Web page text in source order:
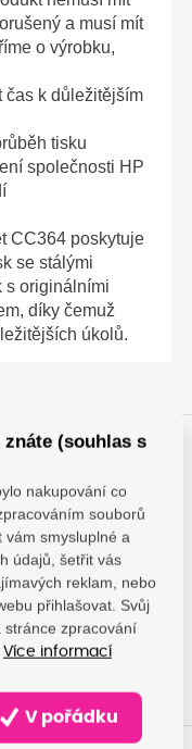
a musí mít
o výrobku,
čas k důležitějším
tisku
společnosti HP
CC364 poskytuje
se stálými
s originálními
díky čemuž
úkolů.
Využijte
pronájmu
Pronajmout
(souhlas s
nakupování co
souborů
vám smysluplné a
údajů, šetřit vás
reklam, nebo
přihlašovat. Svůj
stránce zpracování
Více informací
V pořádku